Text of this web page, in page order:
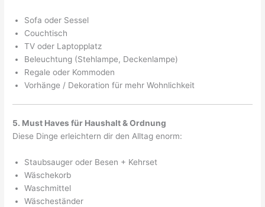
Sofa oder Sessel
Couchtisch
TV oder Laptopplatz
Beleuchtung (Stehlampe, Deckenlampe)
Regale oder Kommoden
Vorhänge / Dekoration für mehr Wohnlichkeit
5. Must Haves für Haushalt & Ordnung
Diese Dinge erleichtern dir den Alltag enorm:
Staubsauger oder Besen + Kehrset
Wäschekorb
Waschmittel
Wäscheständer